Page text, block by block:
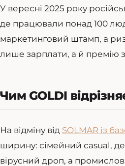
У вересні 2025 року
де працювали понад 100
маркетинговий штамп, а
лише зарплати, а й премію
Чим GOLDI
На відміну від SOLMAR із
ширину: сімейний casual,
вірусний дроп, а